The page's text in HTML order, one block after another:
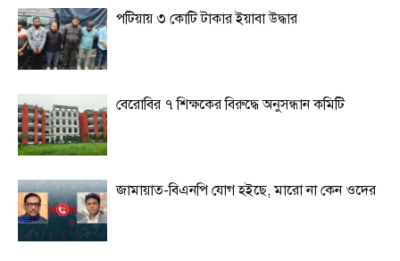
পটিয়ায় ৩ কোটি টাকার ইয়াবা উদ্ধার
বেরোবির ৭ শিক্ষকের বিরুদ্ধে অনুসন্ধান কমিটি
জামায়াত-বিএনপি যোগ হইছে, মারো না কেন ওদের